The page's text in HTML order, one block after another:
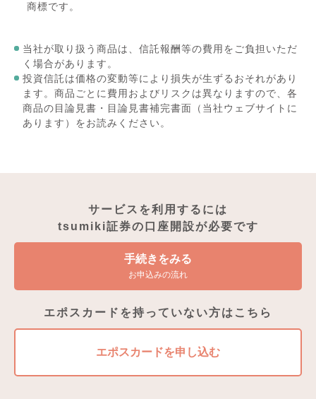
商標です。
当社が取り扱う商品は、信託報酬等の費用をご負担いただ
く場合があります。
投資信託は価格の変動等により損失が生ずるおそれがあり
ます。商品ごとに費用およびリスクは異なりますので、各
商品の目論見書・目論見書補完書面（当社ウェブサイトに
あります）をお読みください。
サービスを利用するには
tsumiki証券の口座開設が必要です
手続きをみる
お申込みの流れ
エポスカードを持っていない方はこちら
エポスカードを申し込む